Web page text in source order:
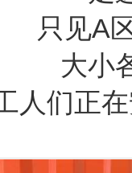
只见A
大小
人们正